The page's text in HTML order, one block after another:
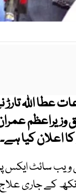
عطا اللہ
وزیراعظم
اعلان کیا ہے۔
سائٹ ایکس پر
کے جاری